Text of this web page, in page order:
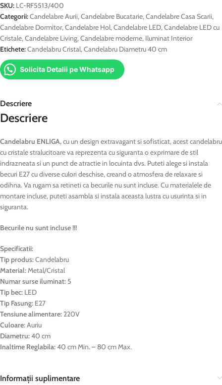
SKU: LC-RF5513/400
Categorii:Candelabre Aurii,Candelabre Bucatarie,Candelabre Casa Scarii,
Candelabre Dormitor,Candelabre Hol,Candelabre LED,Candelabre LED cu
Cristale,Candelabre Living,Candelabre moderne, Iluminat Interior
Etichete:Candelabru Cristal,Candelabru Diametru 40 cm
Solicita Detalii pe Whatsapp
Descriere
Descriere
Candelabru ENLIGA,cu un design extravagant si sofisticat, acest candelabru
cu cristale stralucitoare va reprezenta cu siguranta o exprimare de stil
indrazneata si un punct de atractie in locuinta dvs. Puteti alege si instala
becuri E27 cu diverse culori deschise, creand o atmosfera de relaxare si
odihna. Va rugam sa retineti ca becurile nu sunt incluse. Cu materialele de
montare incluse, puteti asambla si instala aceasta lustra cu usurinta si in
siguranta.
Becurile nu sunt incluse !!!
Specificatii:
Tip produs:Candelabru
Material:Metal/Cristal
Numar surse iluminat: 5
Tip bec: LED
Tip Fasung: E27
Tensiune alimentare: 220V
Culoare:Auriu
Diametru:40 cm
Inaltime Reglabila:40 cm Min. – 80 cm Max.
Informații suplimentare